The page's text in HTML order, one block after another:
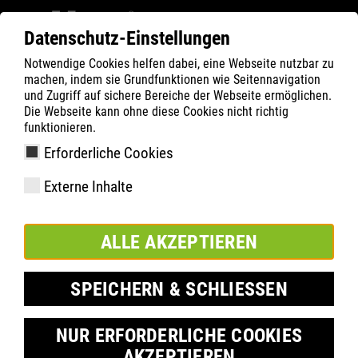
Datenschutz-Einstellungen
Notwendige Cookies helfen dabei, eine Webseite nutzbar zu
machen, indem sie Grundfunktionen wie Seitennavigation
und Zugriff auf sichere Bereiche der Webseite ermöglichen.
Die Webseite kann ohne diese Cookies nicht richtig
funktionieren.
Erforderliche Cookies
Externe Inhalte
ALLE AKZEPTIEREN
SPEICHERN & SCHLIESSEN
NUR ERFORDERLICHE COOKIES
ATLAS Company
fenntarthatóság
ENVIRONMENT & SUSTAINABILITY
ÁRUTRANSPORT